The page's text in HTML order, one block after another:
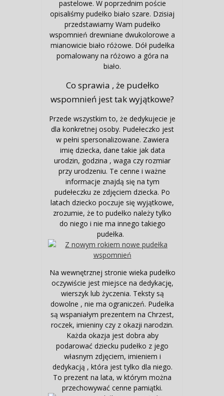
pastelowe. W poprzednim poście
opisaliśmy pudełko biało szare. Dzisiaj
przedstawiamy Wam pudełko
wspomnień drewniane dwukolorowe a
mianowicie biało różowe. Dół pudełka
pomalowany na różowo a góra na
biało.
Co sprawia , że pudełko
wspomnień jest tak wyjątkowe?
Przede wszystkim to, że dedykujecie je
dla konkretnej osoby. Pudełeczko jest
w pełni spersonalizowane. Zawiera
imię dziecka, dane takie jak data
urodzin, godzina , waga czy rozmiar
przy urodzeniu. Te cenne i ważne
informacje znajdą się na tym
pudełeczku ze zdjęciem dziecka. Po
latach dziecko poczuje się wyjątkowe,
zrozumie, że to pudełko należy tylko
do niego i nie ma innego takiego
pudełka.
Na wewnętrznej stronie wieka pudełko
oczywiście jest miejsce na dedykację,
wierszyk lub życzenia. Teksty są
dowolne , nie ma ograniczeń. Pudełka
są wspaniałym prezentem na Chrzest,
roczek, imieniny czy z okazji narodzin.
Każda okazja jest dobra aby
podarować dziecku pudełko z jego
własnym zdjęciem, imieniem i
dedykacją , która jest tylko dla niego.
To prezent na lata, w którym można
przechowywać cenne pamiątki.